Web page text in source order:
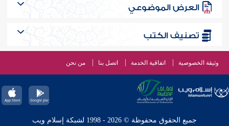
العرض الموضوعي
تصنيف الكتب
وثيقة الخصوصية اتفاقية الخدمة اتصل بنا من نحن
جميع الحقوق محفوظة © 2026 - 1998 لشبكة إسلام ويب